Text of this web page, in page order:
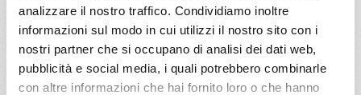
analizzare il nostro traffico. Condividiamo inoltre
informazioni sul modo in cui utilizzi il nostro sito con i
nostri partner che si occupano di analisi dei dati web,
pubblicità e social media, i quali potrebbero combinarle
con altre informazioni che hai fornito loro o che hanno
12/03/2027
€ 115
a partire da